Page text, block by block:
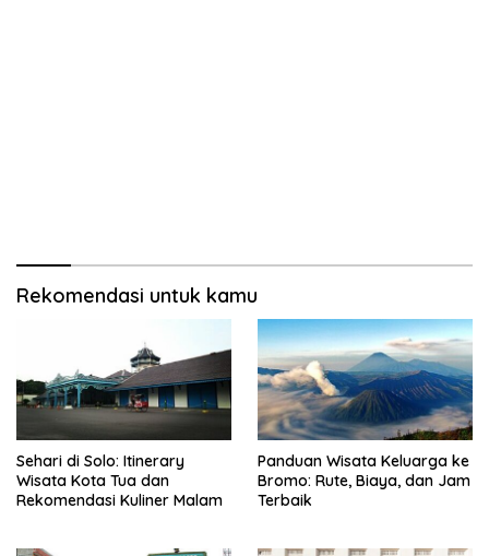
Rekomendasi untuk kamu
Sehari di Solo: Itinerary
Wisata Kota Tua dan
Rekomendasi Kuliner Malam
Panduan Wisata Keluarga ke
Bromo: Rute, Biaya, dan Jam
Terbaik